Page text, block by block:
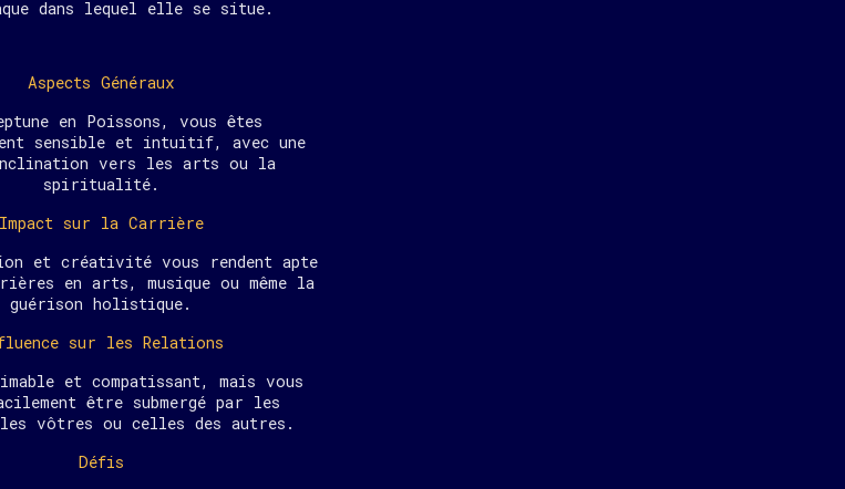
dans lequel elle se situe.
Aspects Généraux
en Poissons, vous êtes
sensible et intuitif, avec une
vers les arts ou la
spiritualité.
Impact sur la Carrière
et créativité vous rendent apte
en arts, musique ou même la
guérison holistique.
sur les Relations
et compatissant, mais vous
être submergé par les
vôtres ou celles des autres.
Défis